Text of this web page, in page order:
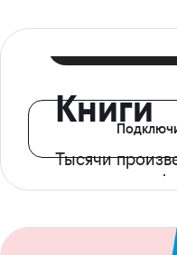
Книги
Тысячи
с доступом